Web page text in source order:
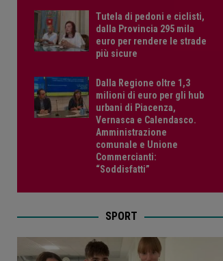
Tutela di pedoni e ciclisti,
dalla Provincia 295 mila
euro per rendere le strade
più sicure
Dalla Regione oltre 1,3
milioni di euro per gli hub
urbani di Piacenza,
Vernasca e Calendasco.
Amministrazione
comunale e Unione
Commercianti:
“Soddisfatti”
SPORT